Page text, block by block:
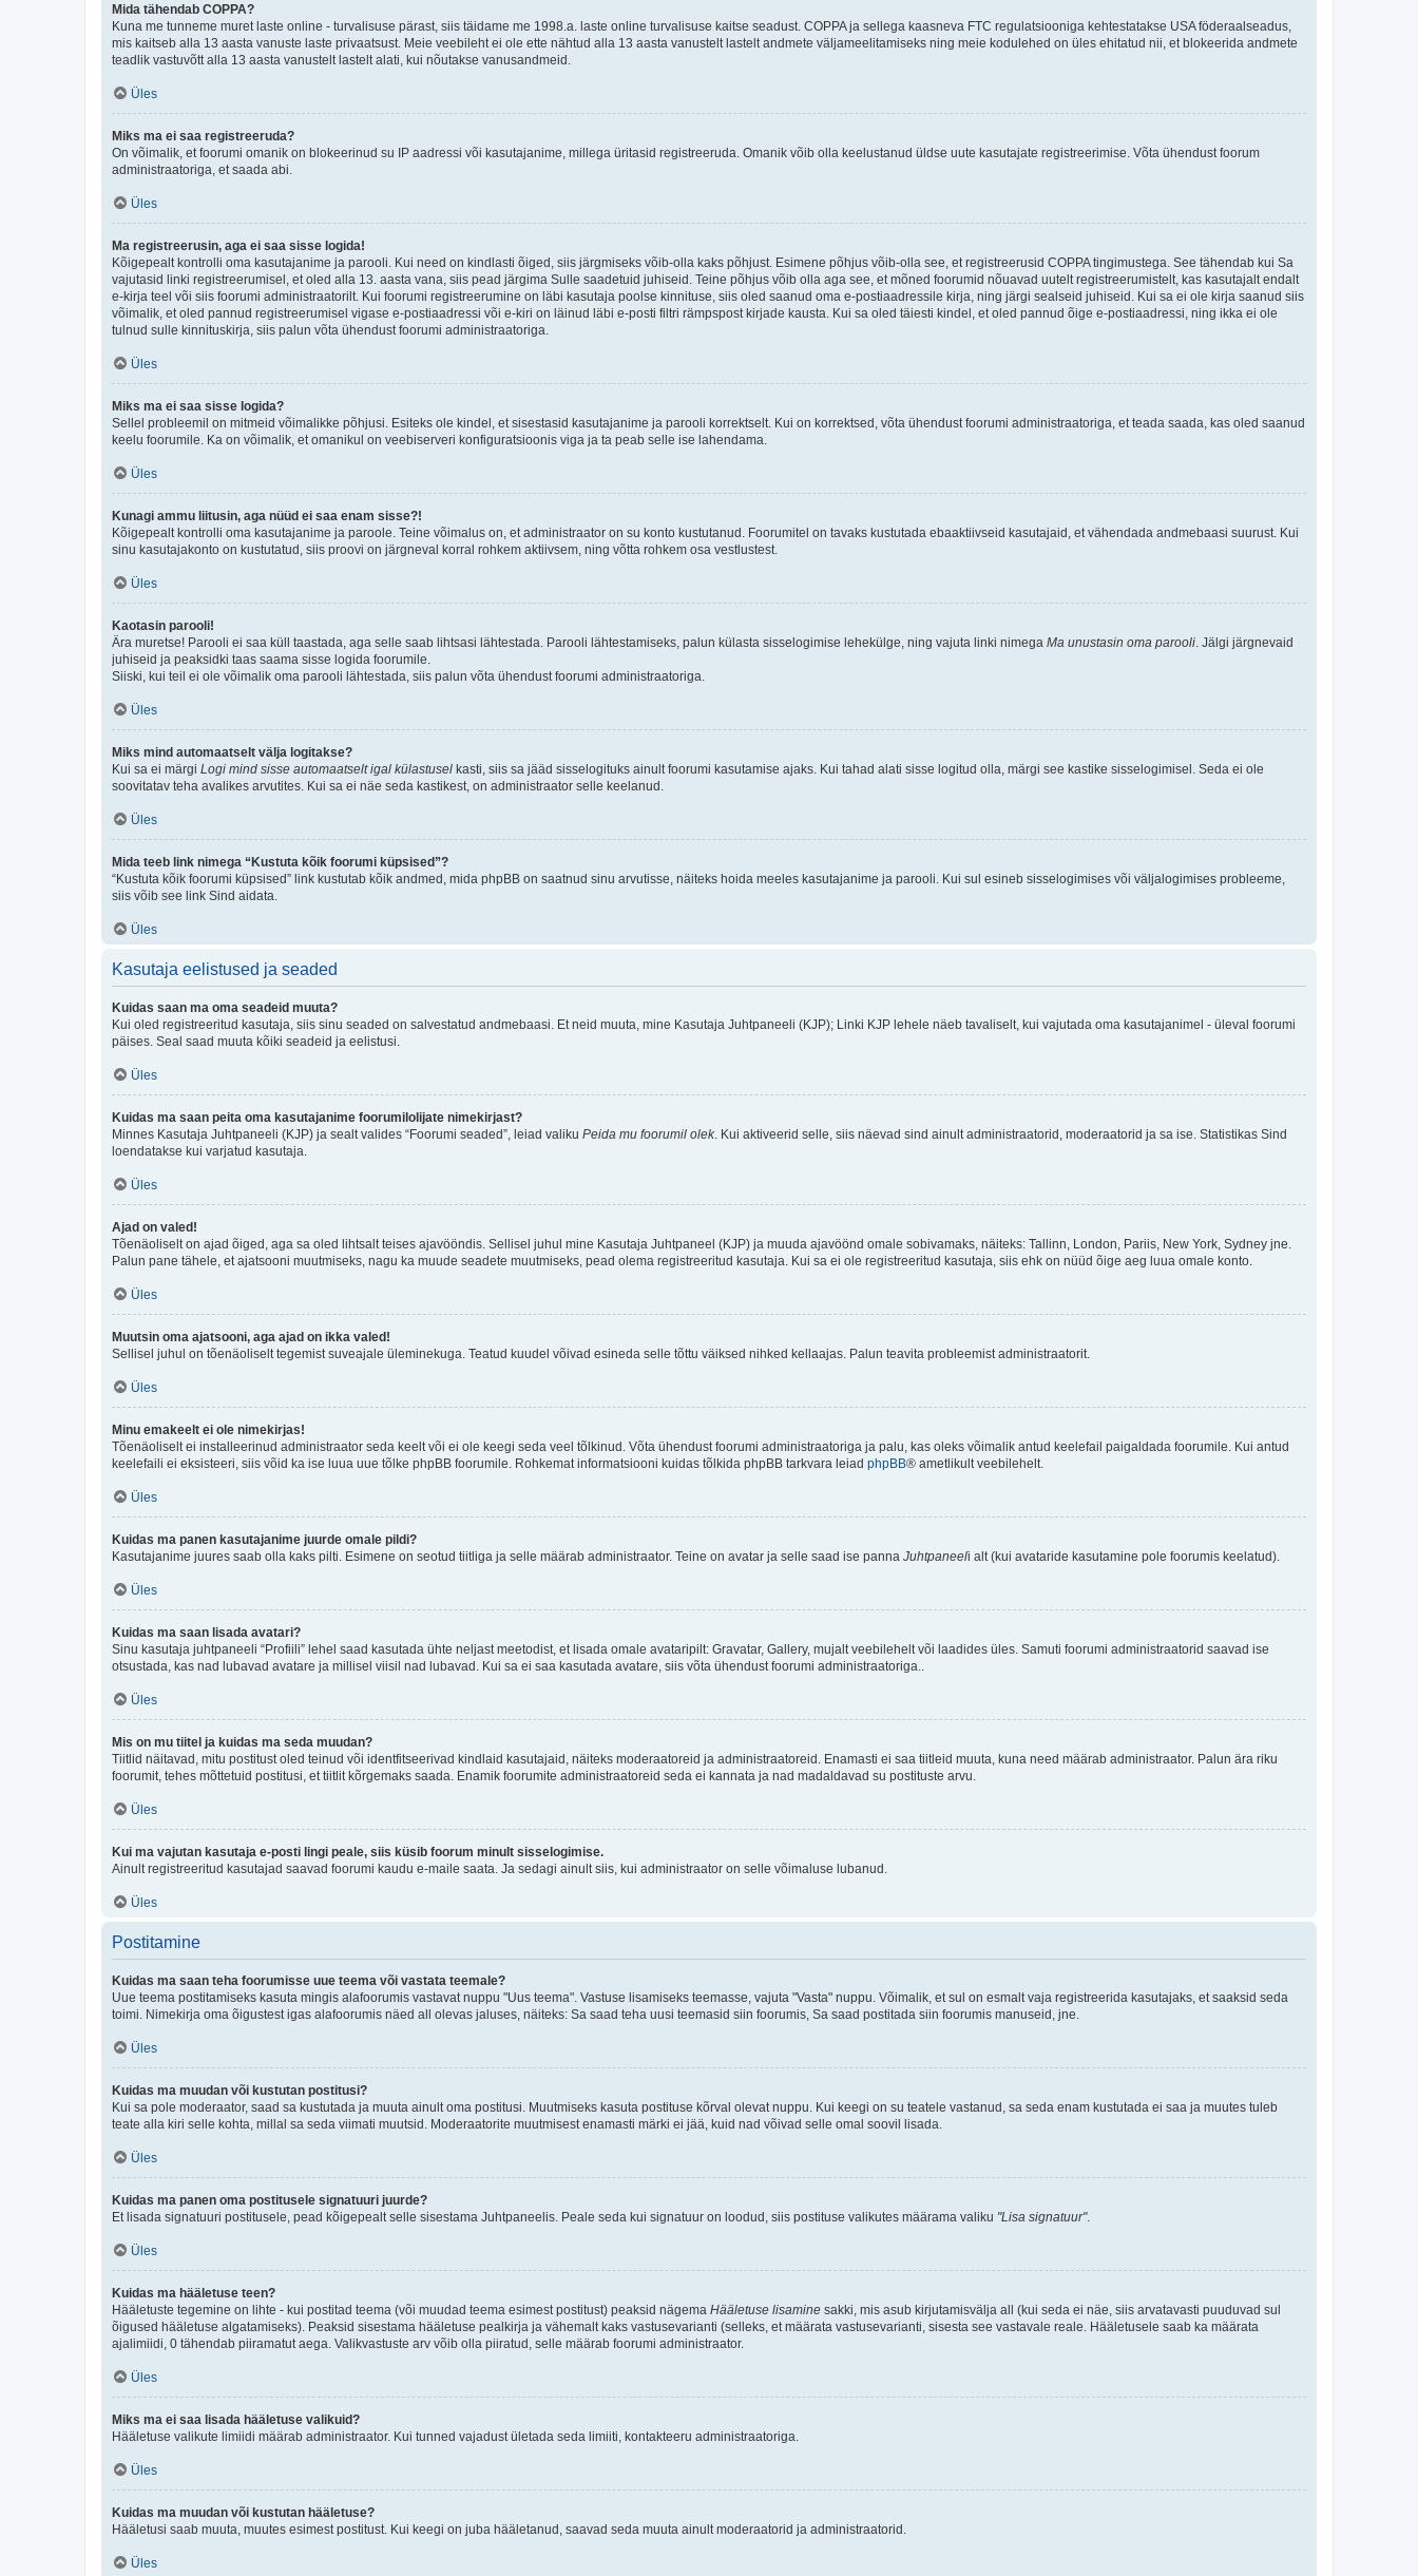
Mida tähendab COPPA?
Kuna me tunneme muret laste online - turvalisuse pärast, siis täidame me 1998.a. laste online turvalisuse kaitse seadust. COPPA ja sellega kaasneva FTC regulatsiooniga kehtestatakse USA föderaalseadus,
mis kaitseb alla 13 aasta vanuste laste privaatsust. Meie veebileht ei ole ette nähtud alla 13 aasta vanustelt lastelt andmete väljameelitamiseks ning meie kodulehed on üles ehitatud nii, et blokeerida andmete
teadlik vastuvõtt alla 13 aasta vanustelt lastelt alati, kui nõutakse vanusandmeid.
Üles
Miks ma ei saa registreeruda?
On võimalik, et foorumi omanik on blokeerinud su IP aadressi või kasutajanime, millega üritasid registreeruda. Omanik võib olla keelustanud üldse uute kasutajate registreerimise. Võta ühendust foorum
administraatoriga, et saada abi.
Üles
Ma registreerusin, aga ei saa sisse logida!
Kõigepealt kontrolli oma kasutajanime ja parooli. Kui need on kindlasti õiged, siis järgmiseks võib-olla kaks põhjust. Esimene põhjus võib-olla see, et registreerusid COPPA tingimustega. See tähendab kui Sa
vajutasid linki registreerumisel, et oled alla 13. aasta vana, siis pead järgima Sulle saadetuid juhiseid. Teine põhjus võib olla aga see, et mõned foorumid nõuavad uutelt registreerumistelt, kas kasutajalt endalt
e-kirja teel või siis foorumi administraatorilt. Kui foorumi registreerumine on läbi kasutaja poolse kinnituse, siis oled saanud oma e-postiaadressile kirja, ning järgi sealseid juhiseid. Kui sa ei ole kirja saanud siis
võimalik, et oled pannud registreerumisel vigase e-postiaadressi või e-kiri on läinud läbi e-posti filtri rämpspost kirjade kausta. Kui sa oled täiesti kindel, et oled pannud õige e-postiaadressi, ning ikka ei ole
tulnud sulle kinnituskirja, siis palun võta ühendust foorumi administraatoriga.
Üles
Miks ma ei saa sisse logida?
Sellel probleemil on mitmeid võimalikke põhjusi. Esiteks ole kindel, et sisestasid kasutajanime ja parooli korrektselt. Kui on korrektsed, võta ühendust foorumi administraatoriga, et teada saada, kas oled saanud
keelu foorumile. Ka on võimalik, et omanikul on veebiserveri konfiguratsioonis viga ja ta peab selle ise lahendama.
Üles
Kunagi ammu liitusin, aga nüüd ei saa enam sisse?!
Kõigepealt kontrolli oma kasutajanime ja paroole. Teine võimalus on, et administraator on su konto kustutanud. Foorumitel on tavaks kustutada ebaaktiivseid kasutajaid, et vähendada andmebaasi suurust. Kui
sinu kasutajakonto on kustutatud, siis proovi on järgneval korral rohkem aktiivsem, ning võtta rohkem osa vestlustest.
Üles
Kaotasin parooli!
Ära muretse! Parooli ei saa küll taastada, aga selle saab lihtsasi lähtestada. Parooli lähtestamiseks, palun külasta sisselogimise lehekülge, ning vajuta linki nimega Ma unustasin oma parooli . Jälgi järgnevaid
juhiseid ja peaksidki taas saama sisse logida foorumile.
Siiski, kui teil ei ole võimalik oma parooli lähtestada, siis palun võta ühendust foorumi administraatoriga.
Üles
Miks mind automaatselt välja logitakse?
Kui sa ei märgi Logi mind sisse automaatselt igal külastusel kasti, siis sa jääd sisselogituks ainult foorumi kasutamise ajaks. Kui tahad alati sisse logitud olla, märgi see kastike sisselogimisel. Seda ei ole
soovitatav teha avalikes arvutites. Kui sa ei näe seda kastikest, on administraator selle keelanud.
Üles
Mida teeb link nimega “Kustuta kõik foorumi küpsised”?
“Kustuta kõik foorumi küpsised” link kustutab kõik andmed, mida phpBB on saatnud sinu arvutisse, näiteks hoida meeles kasutajanime ja parooli. Kui sul esineb sisselogimises või väljalogimises probleeme,
siis võib see link Sind aidata.
Üles
Kasutaja eelistused ja seaded
Kuidas saan ma oma seadeid muuta?
Kui oled registreeritud kasutaja, siis sinu seaded on salvestatud andmebaasi. Et neid muuta, mine Kasutaja Juhtpaneeli (KJP); Linki KJP lehele näeb tavaliselt, kui vajutada oma kasutajanimel - üleval foorumi
päises. Seal saad muuta kõiki seadeid ja eelistusi.
Üles
Kuidas ma saan peita oma kasutajanime foorumilolijate nimekirjast?
Minnes Kasutaja Juhtpaneeli (KJP) ja sealt valides “Foorumi seaded”, leiad valiku Peida mu foorumil olek. Kui aktiveerid selle, siis näevad sind ainult administraatorid, moderaatorid ja sa ise. Statistikas Sind
loendatakse kui varjatud kasutaja.
Üles
Ajad on valed!
Tõenäoliselt on ajad õiged, aga sa oled lihtsalt teises ajavööndis. Sellisel juhul mine Kasutaja Juhtpaneel (KJP) ja muuda ajavöönd omale sobivamaks, näiteks: Tallinn, London, Pariis, New York, Sydney jne.
Palun pane tähele, et ajatsooni muutmiseks, nagu ka muude seadete muutmiseks, pead olema registreeritud kasutaja. Kui sa ei ole registreeritud kasutaja, siis ehk on nüüd õige aeg luua omale konto.
Üles
Muutsin oma ajatsooni, aga ajad on ikka valed!
Sellisel juhul on tõenäoliselt tegemist suveajale üleminekuga. Teatud kuudel võivad esineda selle tõttu väiksed nihked kellaajas. Palun teavita probleemist administraatorit.
Üles
Minu emakeelt ei ole nimekirjas!
Tõenäoliselt ei installeerinud administraator seda keelt või ei ole keegi seda veel tõlkinud. Võta ühendust foorumi administraatoriga ja palu, kas oleks võimalik antud keelefail paigaldada foorumile. Kui antud
keelefaili ei eksisteeri, siis võid ka ise luua uue tõlke phpBB foorumile. Rohkemat informatsiooni kuidas tõlkida phpBB tarkvara leiad phpBB® ametlikult veebilehelt.
Üles
Kuidas ma panen kasutajanime juurde omale pildi?
Kasutajanime juures saab olla kaks pilti. Esimene on seotud tiitliga ja selle määrab administraator. Teine on avatar ja selle saad ise panna Juhtpaneeli alt (kui avataride kasutamine pole foorumis keelatud).
Üles
Kuidas ma saan lisada avatari?
Sinu kasutaja juhtpaneeli “Profiili” lehel saad kasutada ühte neljast meetodist, et lisada omale avataripilt: Gravatar, Gallery, mujalt veebilehelt või laadides üles. Samuti foorumi administraatorid saavad ise
otsustada, kas nad lubavad avatare ja millisel viisil nad lubavad. Kui sa ei saa kasutada avatare, siis võta ühendust foorumi administraatoriga..
Üles
Mis on mu tiitel ja kuidas ma seda muudan?
Tiitlid näitavad, mitu postitust oled teinud või identfitseerivad kindlaid kasutajaid, näiteks moderaatoreid ja administraatoreid. Enamasti ei saa tiitleid muuta, kuna need määrab administraator. Palun ära riku
foorumit, tehes mõttetuid postitusi, et tiitlit kõrgemaks saada. Enamik foorumite administraatoreid seda ei kannata ja nad madaldavad su postituste arvu.
Üles
Kui ma vajutan kasutaja e-posti lingi peale, siis küsib foorum minult sisselogimise.
Ainult registreeritud kasutajad saavad foorumi kaudu e-maile saata. Ja sedagi ainult siis, kui administraator on selle võimaluse lubanud.
Üles
Postitamine
Kuidas ma saan teha foorumisse uue teema või vastata teemale?
Uue teema postitamiseks kasuta mingis alafoorumis vastavat nuppu "Uus teema". Vastuse lisamiseks teemasse, vajuta "Vasta" nuppu. Võimalik, et sul on esmalt vaja registreerida kasutajaks, et saaksid seda
toimi. Nimekirja oma õigustest igas alafoorumis näed all olevas jaluses, näiteks: Sa saad teha uusi teemasid siin foorumis, Sa saad postitada siin foorumis manuseid, jne.
Üles
Kuidas ma muudan või kustutan postitusi?
Kui sa pole moderaator, saad sa kustutada ja muuta ainult oma postitusi. Muutmiseks kasuta postituse kõrval olevat nuppu. Kui keegi on su teatele vastanud, sa seda enam kustutada ei saa ja muutes tuleb
teate alla kiri selle kohta, millal sa seda viimati muutsid. Moderaatorite muutmisest enamasti märki ei jää, kuid nad võivad selle omal soovil lisada.
Üles
Kuidas ma panen oma postitusele signatuuri juurde?
Et lisada signatuuri postitusele, pead kõigepealt selle sisestama Juhtpaneelis. Peale seda kui signatuur on loodud, siis postituse valikutes määrama valiku "Lisa signatuur".
Üles
Kuidas ma hääletuse teen?
Hääletuste tegemine on lihte - kui postitad teema (või muudad teema esimest postitust) peaksid nägema Hääletuse lisamine sakki, mis asub kirjutamisvälja all (kui seda ei näe, siis arvatavasti puuduvad sul
õigused hääletuse algatamiseks). Peaksid sisestama hääletuse pealkirja ja vähemalt kaks vastusevarianti (selleks, et määrata vastusevarianti, sisesta see vastavale reale. Hääletusele saab ka määrata
ajalimiidi, 0 tähendab piiramatut aega. Valikvastuste arv võib olla piiratud, selle määrab foorumi administraator.
Üles
Miks ma ei saa lisada hääletuse valikuid?
Hääletuse valikute limiidi määrab administraator. Kui tunned vajadust ületada seda limiiti, kontakteeru administraatoriga.
Üles
Kuidas ma muudan või kustutan hääletuse?
Hääletusi saab muuta, muutes esimest postitust. Kui keegi on juba hääletanud, saavad seda muuta ainult moderaatorid ja administraatorid.
Üles